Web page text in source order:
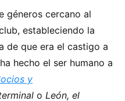
géneros cercano al
estableciendo la
de que era el castigo a
hecho el ser humano a
y
o León, el